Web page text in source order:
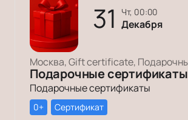
31 чт, 00:00
Декабря
Подарочные сертификаты
Подарочные сертификаты
0+ Сертификат